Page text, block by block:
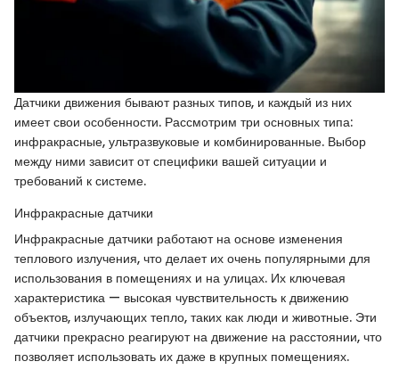
Датчики движения бывают разных типов, и каждый из них
имеет свои особенности. Рассмотрим три основных типа:
инфракрасные, ультразвуковые и комбинированные. Выбор
между ними зависит от специфики вашей ситуации и
требований к системе.
Инфракрасные датчики
Инфракрасные датчики работают на основе изменения
теплового излучения, что делает их очень популярными для
использования в помещениях и на улицах. Их ключевая
характеристика — высокая чувствительность к движению
объектов, излучающих тепло, таких как люди и животные. Эти
датчики прекрасно реагируют на движение на расстоянии, что
позволяет использовать их даже в крупных помещениях.